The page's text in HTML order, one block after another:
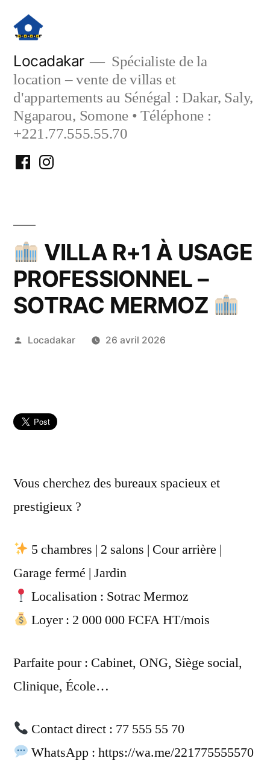
contenu
Locadakar
Spécialiste de la
location – vente de villas et
d'appartements au Sénégal : Dakar, Saly,
Ngaparou, Somone • Téléphone :
+221.77.555.55.70
FacebookInstagram
VILLA R+1 À USAGE
PROFESSIONNEL –
SOTRAC MERMOZ
Publié
Locadakar 26 avril 2026
Vous cherchez des bureaux spacieux et
prestigieux ?
5 chambres | 2 salons | Cour arrière |
Garage fermé | Jardin
Localisation : Sotrac Mermoz
Loyer : 2 000 000 FCFA HT/mois
Parfaite pour : Cabinet, ONG, Siège social,
Clinique, École…
Contact direct : 77 555 55 70
WhatsApp : https://wa.me/221775555570